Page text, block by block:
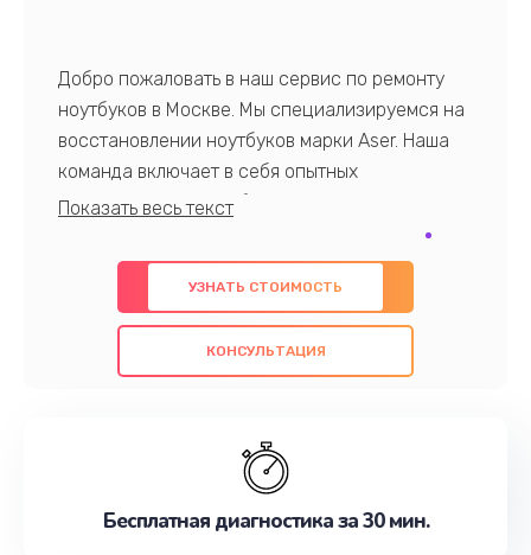
Добро пожаловать в наш сервис по ремонту
ноутбуков в Москве. Мы специализируемся на
восстановлении ноутбуков марки Aser. Наша
команда включает в себя опытных
профессионалов с обширными знаниями и
многолетним опытом в данной области. Мы
предлагаем быстрый и качественный ремонт с
использованием оригинальных компонентов, а
также гарантируем качество всех
проведенных работ. Наша цель - предоставить
наилучшим образом. Не медлите записаться на
УЗНАТЬ СТОИМОСТЬ
КОНСУЛЬТАЦИЯ
Бесплатная диагностика за 30 мин.